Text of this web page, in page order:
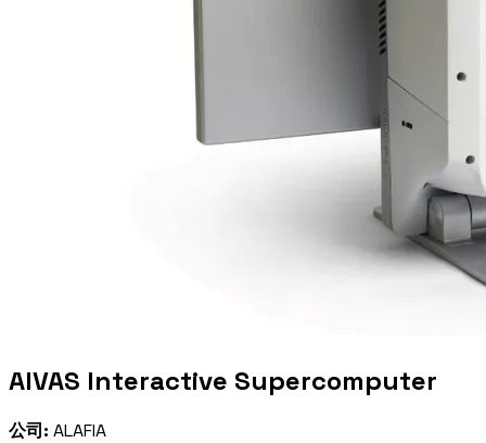
AIVAS Interactive Supercomputer
公司: ALAFIA